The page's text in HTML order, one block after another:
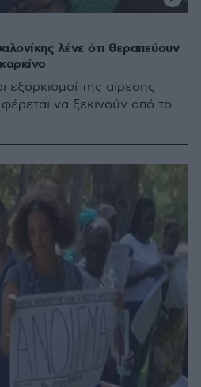
λένε ότι θεραπεύουν
εξορκισμοί της αίρεσης
να ξεκινούν από το